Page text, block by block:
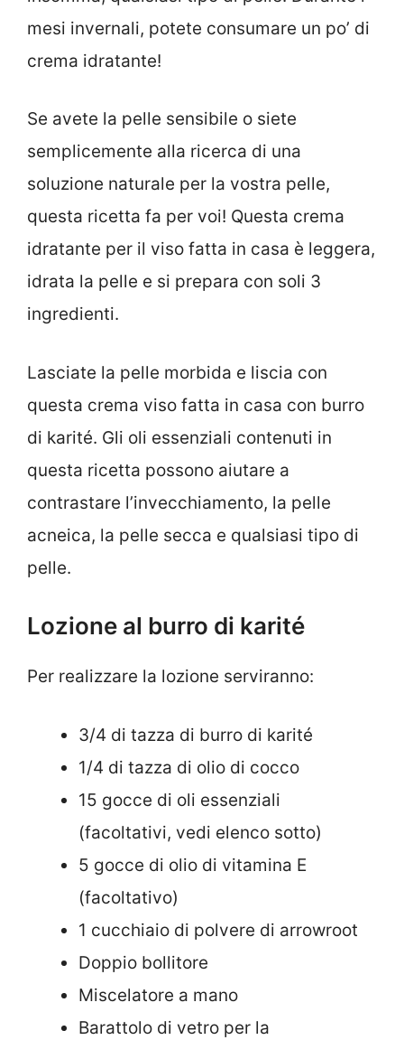
mesi invernali, potete consumare un po’ di
crema idratante!
Se avete la pelle sensibile o siete
semplicemente alla ricerca di una
soluzione naturale per la vostra pelle,
questa ricetta fa per voi! Questa crema
idratante per il viso fatta in casa è leggera,
idrata la pelle e si prepara con soli 3
ingredienti.
Lasciate la pelle morbida e liscia con
questa crema viso fatta in casa con burro
di karité. Gli oli essenziali contenuti in
questa ricetta possono aiutare a
contrastare l’invecchiamento, la pelle
acneica, la pelle secca e qualsiasi tipo di
pelle.
Lozione al burro di karité
Per realizzare la lozione serviranno:
3/4 di tazza di burro di karité
1/4 di tazza di olio di cocco
15 gocce di oli essenziali
(facoltativi, vedi elenco sotto)
5 gocce di olio di vitamina E
(facoltativo)
1 cucchiaio di polvere di arrowroot
Doppio bollitore
Miscelatore a mano
Barattolo di vetro per la